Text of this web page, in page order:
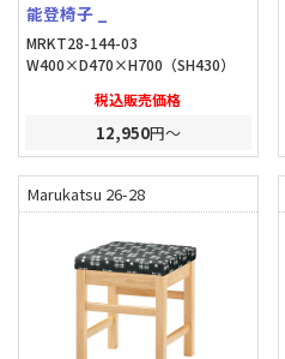
能登椅子 _
MRKT28-144-03
W400×D470×H700（SH430）
税込販売価格
12,950円～
Marukatsu 26-28